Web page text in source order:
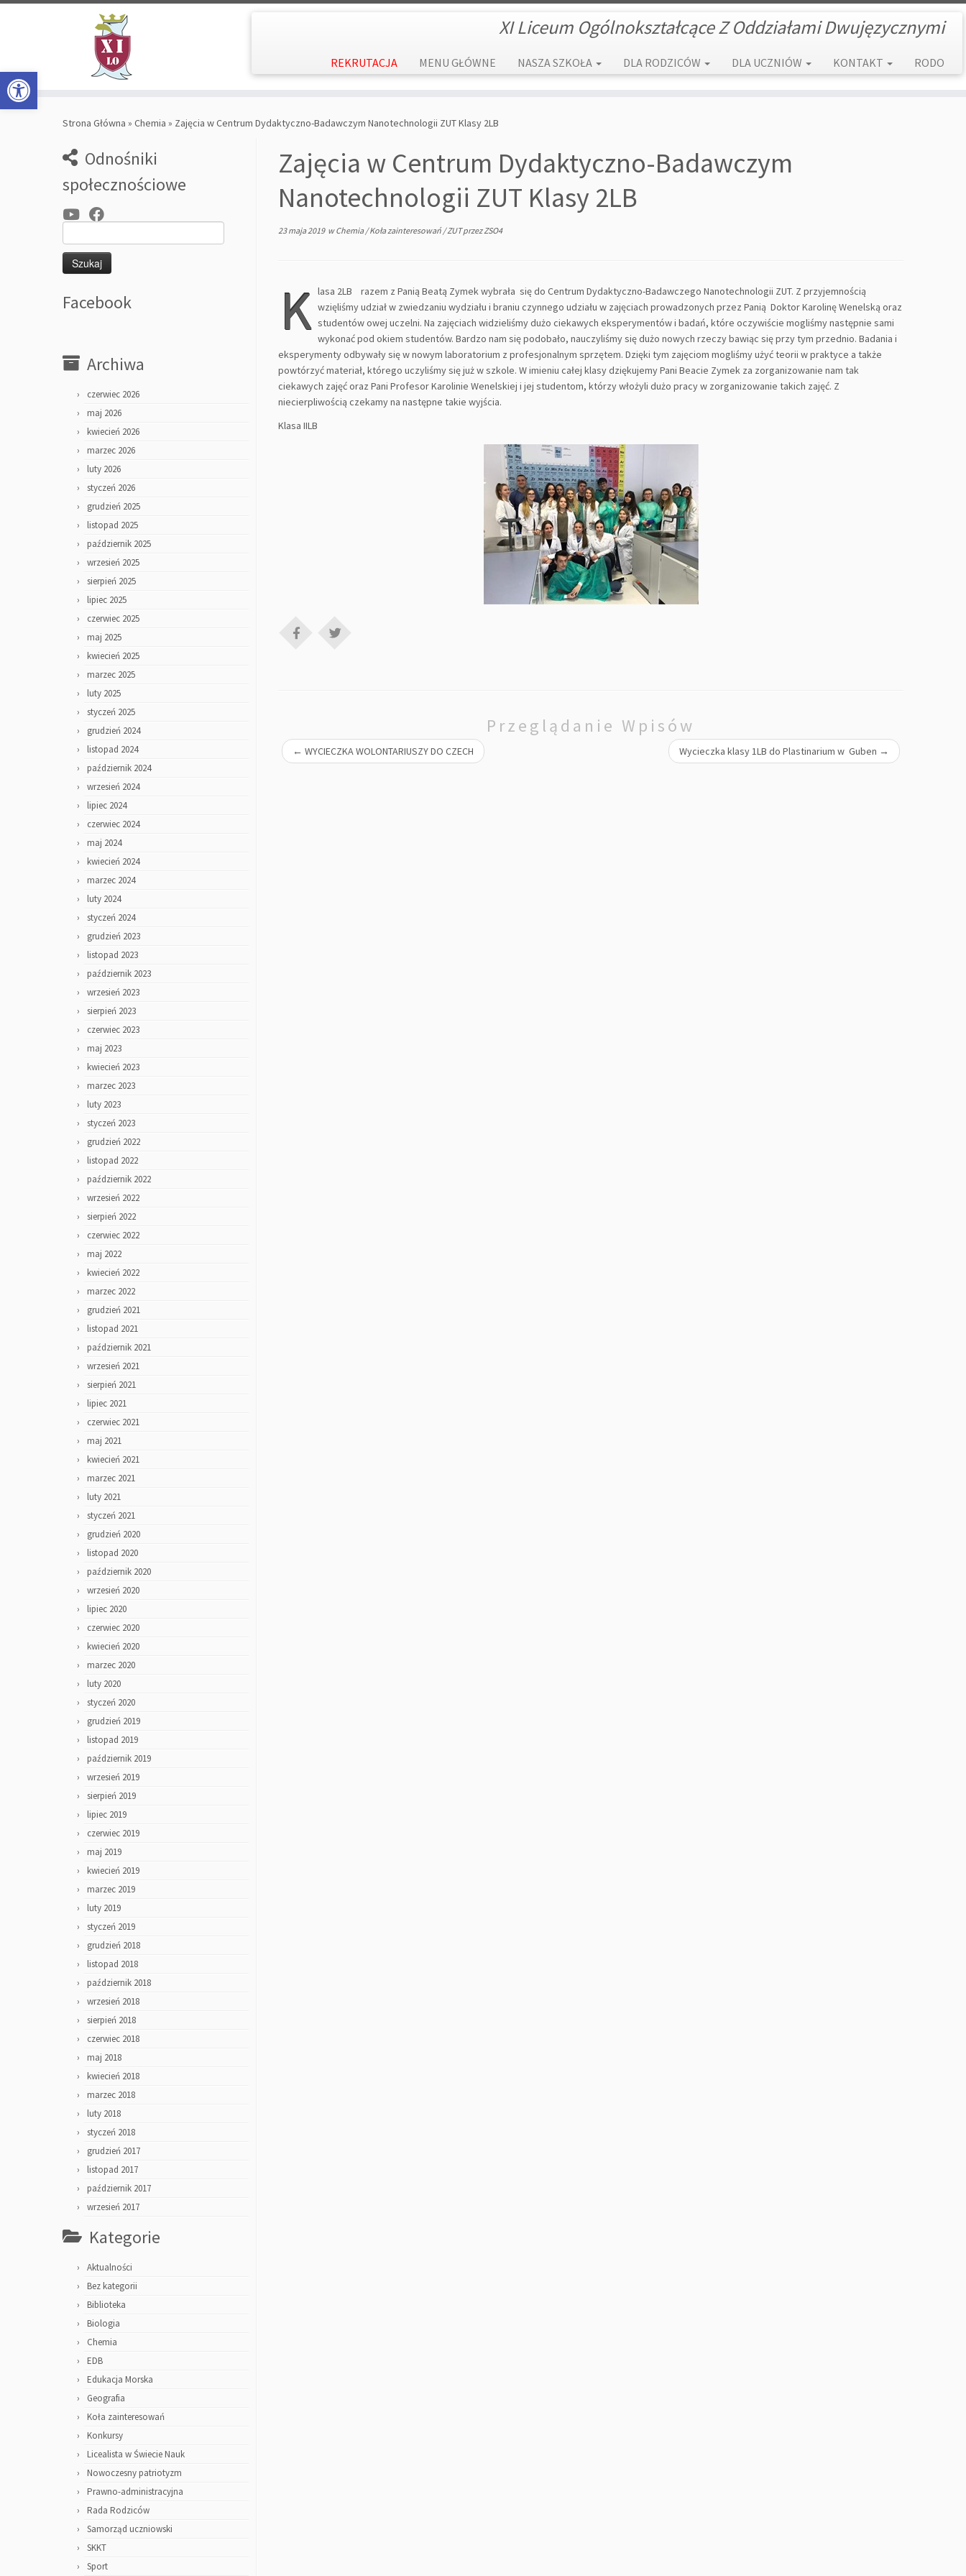
Open toolbar
Skip
XI Liceum Ogólnokształcące Z Oddziałami Dwujęzycznymi
REKRUTACJA MENU GŁÓWNE NASZA SZKOŁA DLA RODZICÓW DLA UCZNIÓW KONTAKT RODO
Strona Główna » Chemia » Zajęcia w Centrum Dydaktyczno-Badawczym Nanotechnologii ZUT Klasy 2LB
Odnośniki
społecznościowe
Facebook
Archiwa
czerwiec 2026
maj 2026
kwiecień 2026
marzec 2026
luty 2026
styczeń 2026
grudzień 2025
listopad 2025
październik 2025
wrzesień 2025
sierpień 2025
lipiec 2025
czerwiec 2025
maj 2025
kwiecień 2025
marzec 2025
luty 2025
styczeń 2025
grudzień 2024
listopad 2024
październik 2024
wrzesień 2024
lipiec 2024
czerwiec 2024
maj 2024
kwiecień 2024
marzec 2024
luty 2024
styczeń 2024
grudzień 2023
listopad 2023
październik 2023
wrzesień 2023
sierpień 2023
czerwiec 2023
maj 2023
kwiecień 2023
marzec 2023
luty 2023
styczeń 2023
grudzień 2022
listopad 2022
październik 2022
wrzesień 2022
sierpień 2022
czerwiec 2022
maj 2022
kwiecień 2022
marzec 2022
grudzień 2021
listopad 2021
październik 2021
wrzesień 2021
sierpień 2021
lipiec 2021
czerwiec 2021
maj 2021
kwiecień 2021
marzec 2021
luty 2021
styczeń 2021
grudzień 2020
listopad 2020
październik 2020
wrzesień 2020
lipiec 2020
czerwiec 2020
kwiecień 2020
marzec 2020
luty 2020
styczeń 2020
grudzień 2019
listopad 2019
październik 2019
wrzesień 2019
sierpień 2019
lipiec 2019
czerwiec 2019
maj 2019
kwiecień 2019
marzec 2019
luty 2019
styczeń 2019
grudzień 2018
listopad 2018
październik 2018
wrzesień 2018
sierpień 2018
czerwiec 2018
maj 2018
kwiecień 2018
marzec 2018
luty 2018
styczeń 2018
grudzień 2017
listopad 2017
październik 2017
wrzesień 2017
Kategorie
Aktualności
Bez kategorii
Biblioteka
Biologia
Chemia
EDB
Edukacja Morska
Geografia
Koła zainteresowań
Konkursy
Licealista w Świecie Nauk
Nowoczesny patriotyzm
Prawno-administracyjna
Rada Rodziców
Samorząd uczniowski
SKKT
Sport
Zajęcia w Centrum Dydaktyczno-Badawczym
Nanotechnologii ZUT Klasy 2LB
23 maja 2019wChemia/Koła zainteresowań/ZUTprzezZSO4
K lasa 2LB razem z Panią Beatą Zymek wybrała się do Centrum Dydaktyczno-Badawczego Nanotechnologii ZUT. Z przyjemnością
wzięliśmy udział w zwiedzaniu wydziału i braniu czynnego udziału w zajęciach prowadzonych przez Panią Doktor Karolinę Wenelską oraz
studentów owej uczelni. Na zajęciach widzieliśmy dużo ciekawych eksperymentów i badań, które oczywiście mogliśmy następnie sami
wykonać pod okiem studentów. Bardzo nam się podobało, nauczyliśmy się dużo nowych rzeczy bawiąc się przy tym przednio. Badania i
eksperymenty odbywały się w nowym laboratorium z profesjonalnym sprzętem. Dzięki tym zajęciom mogliśmy użyć teorii w praktyce a także
powtórzyć materiał, którego uczyliśmy się już w szkole. W imieniu całej klasy dziękujemy Pani Beacie Zymek za zorganizowanie nam tak
ciekawych zajęć oraz Pani Profesor Karolinie Wenelskiej i jej studentom, którzy włożyli dużo pracy w zorganizowanie takich zajęć. Z
niecierpliwością czekamy na następne takie wyjścia.
Klasa IILB
Przeglądanie Wpisów
← WYCIECZKA WOLONTARIUSZY DO CZECH Wycieczka klasy 1LB do Plastinarium w Guben →